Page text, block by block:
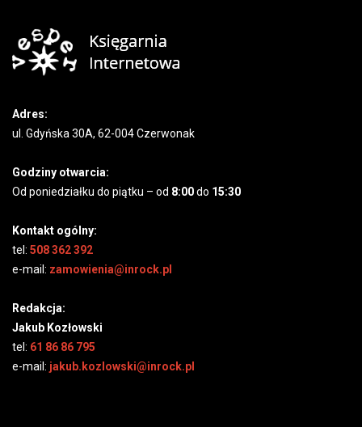
Adres:
ul. Gdyńska 30A, 62-004 Czerwonak
Godziny otwarcia:
Od poniedziałku do piątku – od 8:00do 15:30
Kontakt ogólny:
tel: 508 362 392
e-mail: zamowienia@inrock.pl
Redakcja:
Jakub Kozłowski
tel: 61 86 86 795
e-mail: jakub.kozlowski@inrock.pl